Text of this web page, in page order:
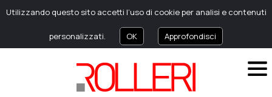
Utilizzando questo sito accetti l’uso di cookie per analisi e contenuti
personalizzati. OK Approfondisci